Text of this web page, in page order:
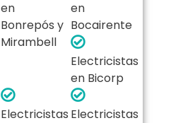
en
Bonrepós y
Mirambell
en
Bocairente
Electricistas
en Bicorp
Electricistas Electricistas